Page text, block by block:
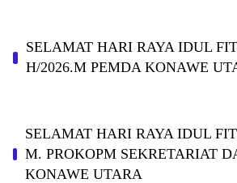
SELAMAT HARI RAYA IDUL
H/2026.M PEMDA KONAWE
SELAMAT HARI RAYA IDUL
M. PROKOPM SEKRETARIAT
KONAWE UTARA